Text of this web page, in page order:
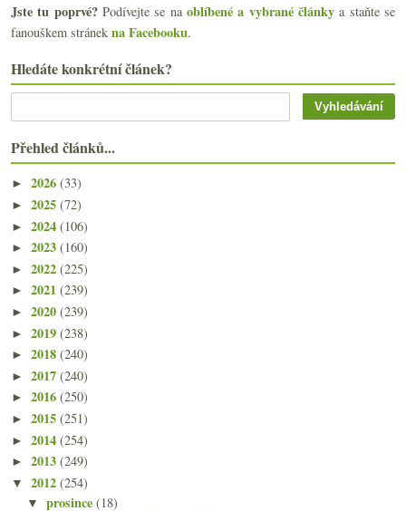
Jste tu poprvé?Podívejte se naoblíbené a vybrané články a staňte se
fanouškem stránek na Facebooku.
Hledáte konkrétní článek?
Přehled článků...
► 2026 (33)
► 2025 (72)
► 2024 (106)
► 2023 (160)
► 2022 (225)
► 2021 (239)
► 2020 (239)
► 2019 (238)
► 2018 (240)
► 2017 (240)
► 2016 (250)
► 2015 (251)
► 2014 (254)
► 2013 (249)
▼ 2012 (254)
▼prosince(18)